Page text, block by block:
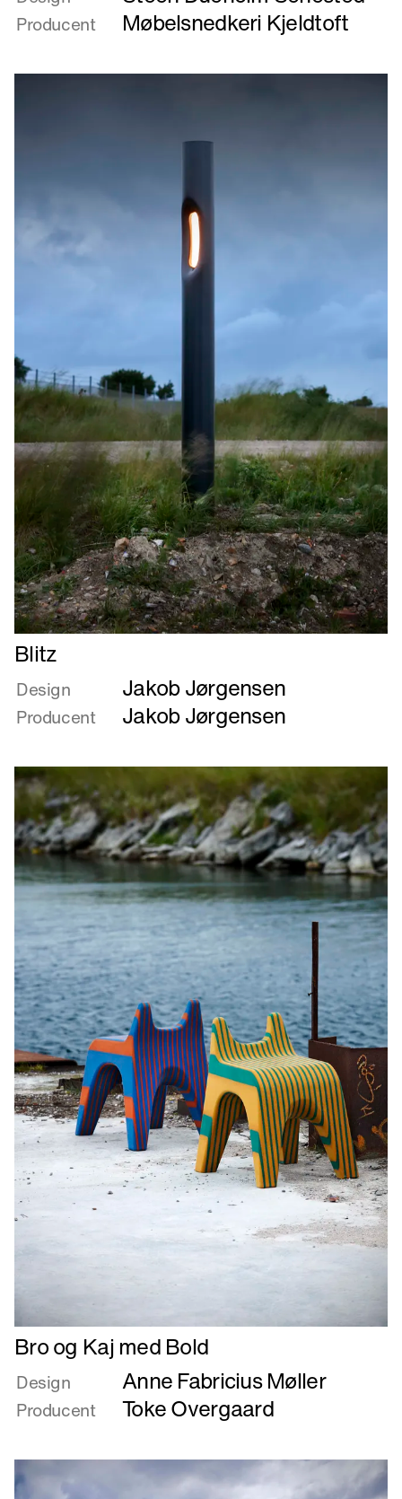
Blænde
Producent Møbelsnedkeri Kjeldtoft
Læs
mere
om
Blitz
Blitz
Design Jakob Jørgensen
Producent Jakob Jørgensen
Læs
mere
om
Bro
og
med
Bold
Bro og Kaj med Bold
Design Anne Fabricius Møller
Producent Toke Overgaard